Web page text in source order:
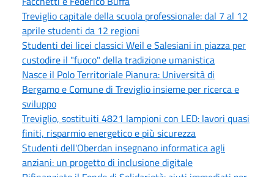
Treviglio capitale della scuola professionale: dal 7 al 12
aprile studenti da 12 regioni
Studenti dei licei classici Weil e Salesiani in piazza per
custodire il "fuoco" della tradizione umanistica
Nasce il Polo Territoriale Pianura: Università di
Bergamo e Comune di Treviglio insieme per ricerca e
sviluppo
Treviglio, sostituiti 4821 lampioni con LED: lavori quasi
finiti, risparmio energetico e più sicurezza
Studenti dell'Oberdan insegnano informatica agli
anziani: un progetto di inclusione digitale